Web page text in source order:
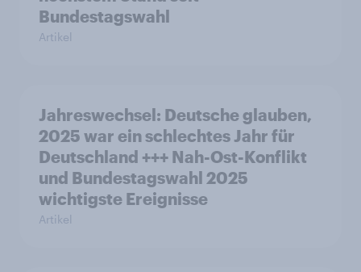
Bundestagswahl
Artikel
Jahreswechsel: Deutsche glauben,
2025 war ein schlechtes Jahr für
Deutschland +++ Nah-Ost-Konflikt
und Bundestagswahl 2025
wichtigste Ereignisse
Artikel